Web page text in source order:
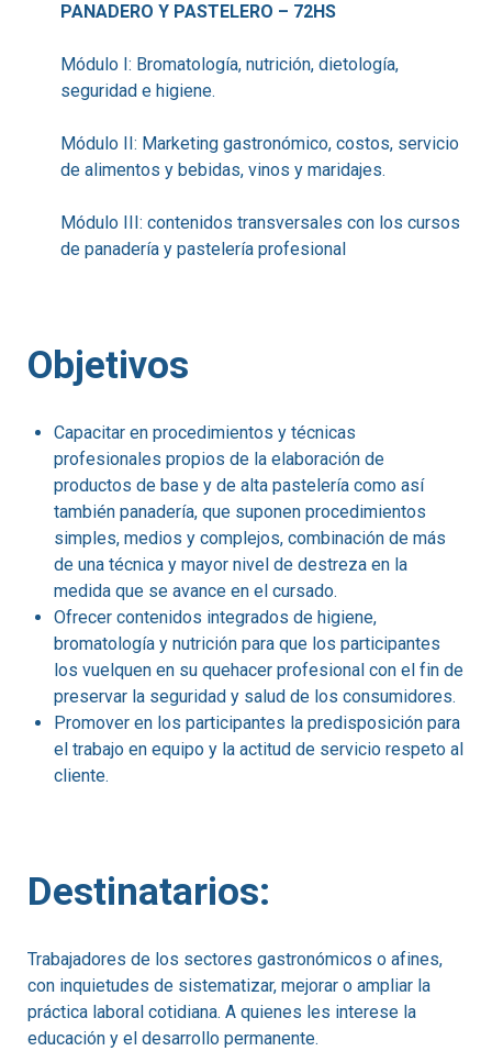
PANADERO Y PASTELERO – 72HS
Módulo I: Bromatología, nutrición, dietología,
seguridad e higiene.
Módulo II: Marketing gastronómico, costos, servicio
de alimentos y bebidas, vinos y maridajes.
Módulo III: contenidos transversales con los cursos
de panadería y pastelería profesional
Objetivos
Capacitar en procedimientos y técnicas
profesionales propios de la elaboración de
productos de base y de alta pastelería como así
también panadería, que suponen procedimientos
simples, medios y complejos, combinación de más
de una técnica y mayor nivel de destreza en la
medida que se avance en el cursado.
Ofrecer contenidos integrados de higiene,
bromatología y nutrición para que los participantes
los vuelquen en su quehacer profesional con el fin de
preservar la seguridad y salud de los consumidores.
Promover en los participantes la predisposición para
el trabajo en equipo y la actitud de servicio respeto al
cliente.
Destinatarios:
Trabajadores de los sectores gastronómicos o afines,
con inquietudes de sistematizar, mejorar o ampliar la
práctica laboral cotidiana. A quienes les interese la
educación y el desarrollo permanente.